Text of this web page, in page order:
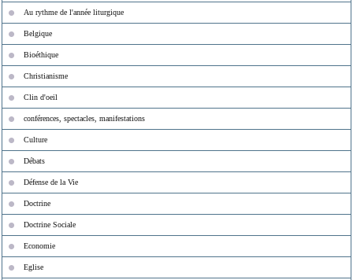
Au rythme de l'année liturgique
Belgique
Bioéthique
Christianisme
Clin d'oeil
conférences, spectacles, manifestations
Culture
Débats
Défense de la Vie
Doctrine
Doctrine Sociale
Economie
Eglise